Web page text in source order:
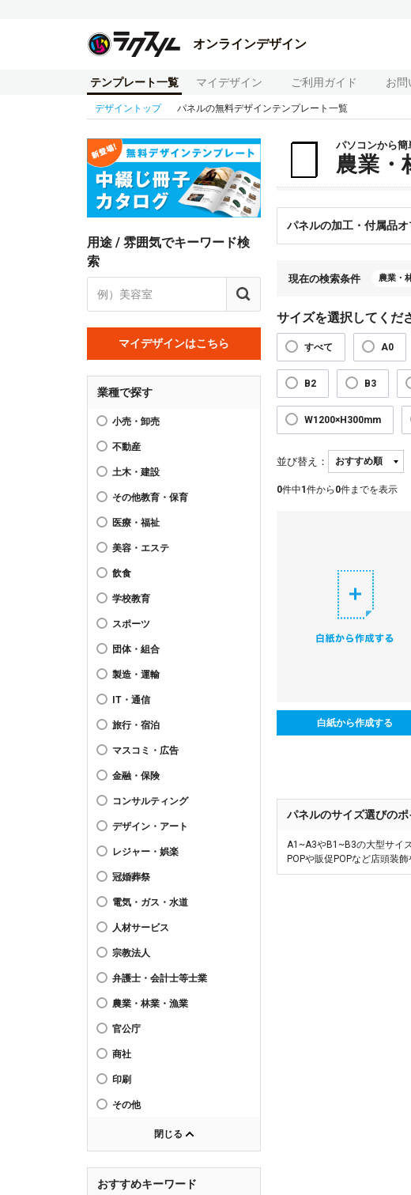
オンラインデザイン
テンプレート一覧 マイデザイン ご利用ガイド お問
デザイントップ パネルの無料デザインテンプレート一覧
用途 / 雰囲気でキーワード検
索
マイデザインはこちら
業種で探す
小売・卸売
不動産
土木・建設
その他教育・保育
医療・福祉
美容・エステ
飲食
学校教育
スポーツ
団体・組合
製造・運輸
IT・通信
旅行・宿泊
マスコミ・広告
金融・保険
コンサルティング
デザイン・アート
レジャー・娯楽
冠婚葬祭
電気・ガス・水道
人材サービス
宗教法人
弁護士・会計士等士業
農業・林業・漁業
官公庁
商社
印刷
その他
閉じる
おすすめキーワード
パソコンから
農業・
パネルの加工・付属品
現在の検索条件 農業・
サイズを選択してくだ
すべて A0
B2 B3
W1200×H300mm
並び替え：
0件中1 件から 0件までを表示
白紙から作成する
パネルのサイズ選びのポ
A1~A3やB1~B3の大型サイ
POPや販促POPなど店頭装